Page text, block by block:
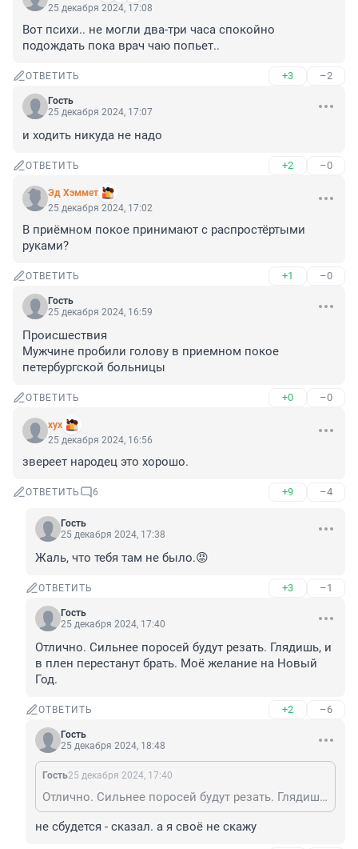
25 декабря 2024, 17:08
Вот психи.. не могли два-три часа спокойно
подождать пока врач чаю попьет..
ОТВЕТИТЬ +3 –2
Гость
25 декабря 2024, 17:07
и ходить никуда не надо
ОТВЕТИТЬ +2 –0
Эд Хэммет
25 декабря 2024, 17:02
В приёмном покое принимают с распростёртыми
руками?
ОТВЕТИТЬ +1 –0
Гость
25 декабря 2024, 16:59
Происшествия
Мужчине пробили голову в приемном покое
петербургской больницы
ОТВЕТИТЬ +0 –0
хух
25 декабря 2024, 16:56
звереет народец это хорошо.
ОТВЕТИТЬ 6 +9 –4
Гость
25 декабря 2024, 17:38
Жаль, что тебя там не было.😡
ОТВЕТИТЬ +3 –1
Гость
25 декабря 2024, 17:40
Отлично. Сильнее поросей будут резать. Глядишь, и
в плен перестанут брать. Моё желание на Новый
Год.
ОТВЕТИТЬ +2 –6
Гость
25 декабря 2024, 18:48
Гость25 декабря 2024, 17:40
Отлично. Сильнее поросей будут резать. Глядишь, и в плен перестанут брать. Моё желание на Новый Год.
не сбудется - сказал. а я своё не скажу